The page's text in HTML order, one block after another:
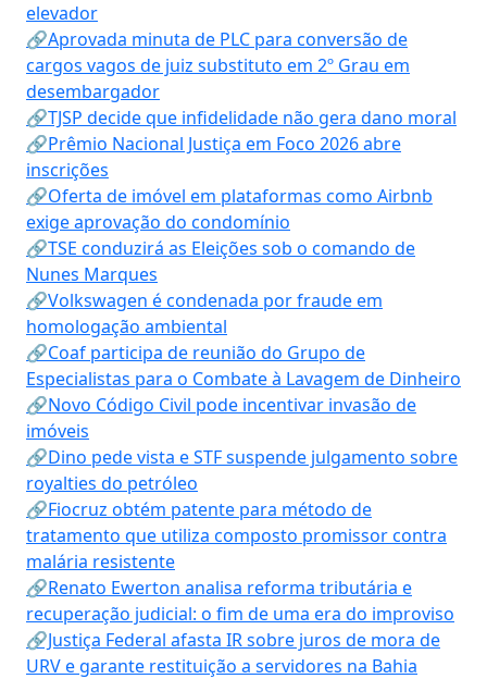
elevador
🔗Aprovada minuta de PLC para conversão de
cargos vagos de juiz substituto em 2º Grau em
desembargador
🔗TJSP decide que infidelidade não gera dano moral
🔗Prêmio Nacional Justiça em Foco 2026 abre
inscrições
🔗Oferta de imóvel em plataformas como Airbnb
exige aprovação do condomínio
🔗TSE conduzirá as Eleições sob o comando de
Nunes Marques
🔗Volkswagen é condenada por fraude em
homologação ambiental
🔗Coaf participa de reunião do Grupo de
Especialistas para o Combate à Lavagem de Dinheiro
🔗Novo Código Civil pode incentivar invasão de
imóveis
🔗Dino pede vista e STF suspende julgamento sobre
royalties do petróleo
🔗Fiocruz obtém patente para método de
tratamento que utiliza composto promissor contra
malária resistente
🔗Renato Ewerton analisa reforma tributária e
recuperação judicial: o fim de uma era do improviso
🔗Justiça Federal afasta IR sobre juros de mora de
URV e garante restituição a servidores na Bahia